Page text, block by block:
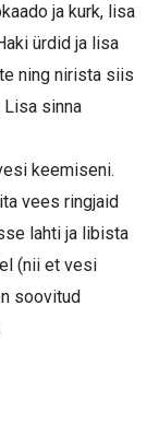
ja kurk, lisa
ürdid ja lisa
ning nirista siis
sinna
keemiseni.
vees ringjaid
lahti ja libista
(nii et vesi
soovitud